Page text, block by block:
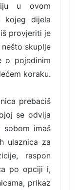
u ovom
dijela
provjeriti je
skuplje
o pojedinim
koraku.
prebaciš
se odvija
sobom imaš
ulaznica za
raspon
po opciji i,
prikaz